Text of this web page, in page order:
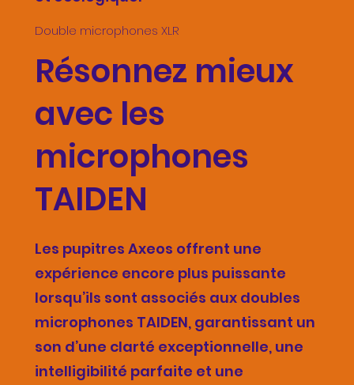
Double microphones XLR
Résonnez mieux
avec les
microphones
TAIDEN
Les pupitres Axeos offrent une
expérience encore plus puissante
lorsqu’ils sont associés aux doubles
microphones TAIDEN, garantissant un
son d’une clarté exceptionnelle, une
intelligibilité parfaite et une